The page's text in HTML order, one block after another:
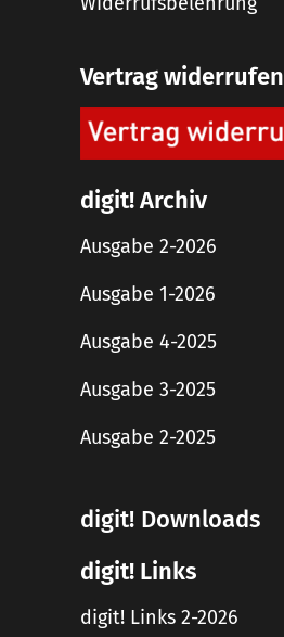
Vertrag widerrufen
digit! Archiv
Ausgabe 2-2026
Ausgabe 1-2026
Ausgabe 4-2025
Ausgabe 3-2025
Ausgabe 2-2025
digit! Downloads
digit! Links
digit! Links 2-2026